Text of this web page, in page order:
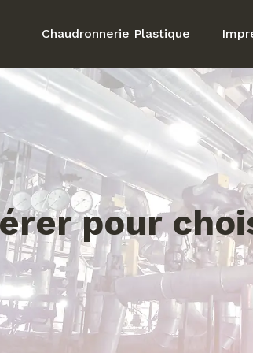
Chaudronnerie Plastique
pour